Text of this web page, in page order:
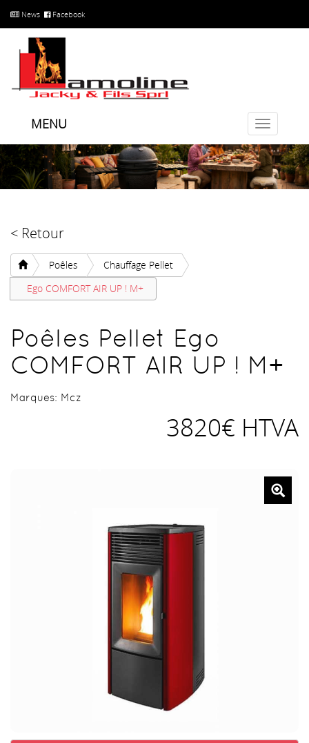
News Facebook
Toggle
MENU
< Retour
Poêles
Chauffage Pellet
Ego COMFORT AIR UP ! M+
Poêles Pellet Ego
COMFORT AIR UP ! M+
Marques: Mcz
3820€ HTVA